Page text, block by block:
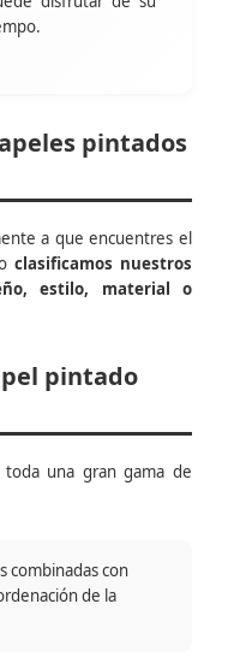
pintados
a que encuentres el
clasificamos nuestros
estilo, material o
pintado
una gran gama de
combinadas con
de la